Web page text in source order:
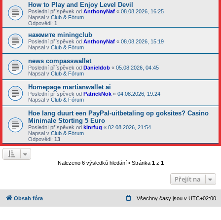
How to Play and Enjoy Level Devil
Poslední příspěvek od AnthonyNaf « 08.08.2026, 16:25
Napsal v Club & Fórum
Odpovědi: 1
нажмите miningclub
Poslední příspěvek od AnthonyNaf « 08.08.2026, 15:19
Napsal v Club & Fórum
news compasswallet
Poslední příspěvek od Danieldob « 05.08.2026, 04:45
Napsal v Club & Fórum
Homepage martianwallet ai
Poslední příspěvek od PatrickNok « 04.08.2026, 19:24
Napsal v Club & Fórum
Hoe lang duurt een PayPal-uitbetaling op goksites? Casino
Minimale Storting 5 Euro
Poslední příspěvek od kinrfug « 02.08.2026, 21:54
Napsal v Club & Fórum
Odpovědi: 13
Nalezeno 6 výsledků hledání • Stránka 1z 1
Přejít na
Obsah fóra Všechny časy jsou v UTC+02:00